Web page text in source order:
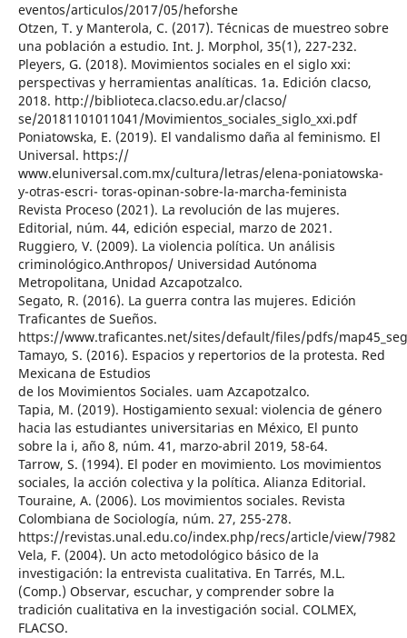
eventos/articulos/2017/05/heforshe
Otzen, T. y Manterola, C. (2017). Técnicas de muestreo sobre
una población a estudio. Int. J. Morphol, 35(1), 227-232.
Pleyers, G. (2018). Movimientos sociales en el siglo xxi:
perspectivas y herramientas analíticas. 1a. Edición clacso,
2018. http://biblioteca.clacso.edu.ar/clacso/
se/20181101011041/Movimientos_sociales_siglo_xxi.pdf
Poniatowska, E. (2019). El vandalismo daña al feminismo. El
Universal. https://
www.eluniversal.com.mx/cultura/letras/elena-poniatowska-
y-otras-escri- toras-opinan-sobre-la-marcha-feminista
Revista Proceso (2021). La revolución de las mujeres.
Editorial, núm. 44, edición especial, marzo de 2021.
Ruggiero, V. (2009). La violencia política. Un análisis
criminológico.Anthropos/ Universidad Autónoma
Metropolitana, Unidad Azcapotzalco.
Segato, R. (2016). La guerra contra las mujeres. Edición
Traficantes de Sueños.
https://www.traficantes.net/sites/default/files/pdfs/
Tamayo, S. (2016). Espacios y repertorios de la protesta. Red
Mexicana de Estudios
de los Movimientos Sociales. uam Azcapotzalco.
Tapia, M. (2019). Hostigamiento sexual: violencia de género
hacia las estudiantes universitarias en México, El punto
sobre la i, año 8, núm. 41, marzo-abril 2019, 58-64.
Tarrow, S. (1994). El poder en movimiento. Los movimientos
sociales, la acción colectiva y la política. Alianza Editorial.
Touraine, A. (2006). Los movimientos sociales. Revista
Colombiana de Sociología, núm. 27, 255-278.
https://revistas.unal.edu.co/index.php/recs/article/view/7982
Vela, F. (2004). Un acto metodológico básico de la
investigación: la entrevista cualitativa. En Tarrés, M.L.
(Comp.) Observar, escuchar, y comprender sobre la
tradición cualitativa en la investigación social. COLMEX,
FLACSO.